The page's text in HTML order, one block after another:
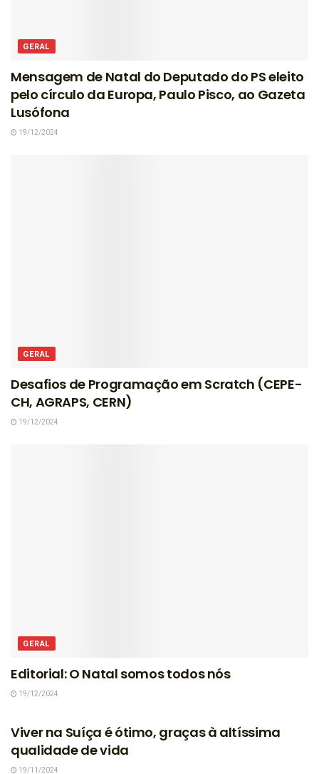
GERAL
Mensagem de Natal do Deputado do PS eleito
pelo círculo da Europa, Paulo Pisco, ao Gazeta
Lusófona
19/12/2024
GERAL
Desafios de Programação em Scratch (CEPE-
CH, AGRAPS, CERN)
19/12/2024
GERAL
Editorial: O Natal somos todos nós
19/12/2024
Viver na Suíça é ótimo, graças à altíssima
qualidade de vida
19/11/2024